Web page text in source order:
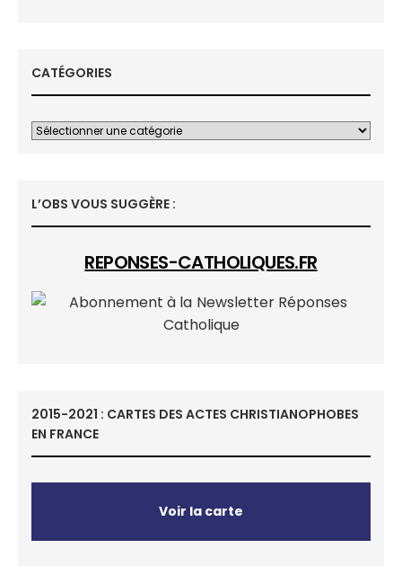
CATÉGORIES
L’OBS VOUS SUGGÈRE :
REPONSES-CATHOLIQUES.FR
2015-2021 : CARTES DES ACTES CHRISTIANOPHOBES
EN FRANCE
Voir la carte